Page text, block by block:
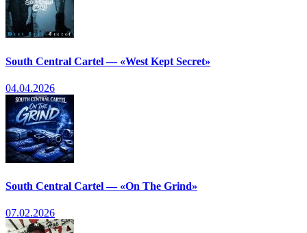
South Central Cartel — «West Kept Secret»
04.04.2026
South Central Cartel — «On The Grind»
07.02.2026